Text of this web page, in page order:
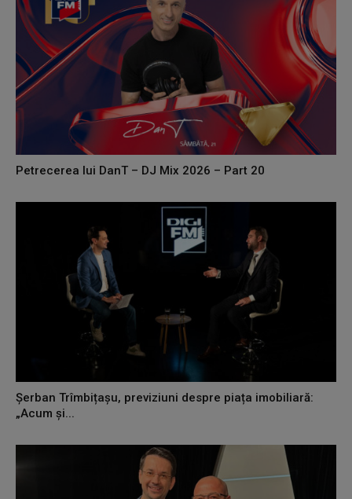
Petrecerea lui DanT – DJ Mix 2026 – Part 20
Șerban Trîmbițașu, previziuni despre piața imobiliară:
„Acum și...